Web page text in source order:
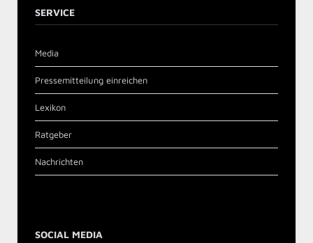
SERVICE
Media
Pressemitteilung einreichen
Lexikon
Ratgeber
Nachrichten
SOCIAL MEDIA